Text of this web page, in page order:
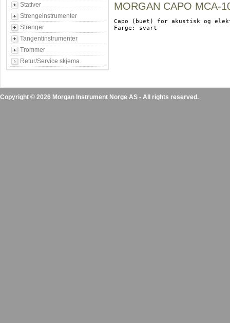
Stativer
Strengeinstrumenter
Strenger
Tangentinstrumenter
Trommer
Retur/Service skjema
MORGAN CAPO MCA-
Capo (buet) for akustisk og
Farge: svart
Copyright © 2026 Morgan Instrument Norge AS - All rights reserved.